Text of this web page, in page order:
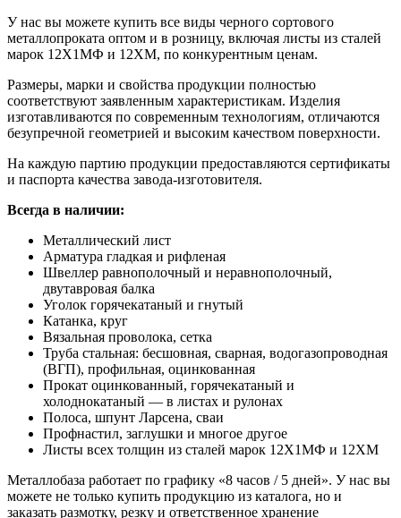
У нас вы можете купить все виды черного сортового
металлопроката оптом и в розницу, включая листы из сталей
марок 12Х1МФ и 12ХМ, по конкурентным ценам.
Размеры, марки и свойства продукции полностью
соответствуют заявленным характеристикам. Изделия
изготавливаются по современным технологиям, отличаются
безупречной геометрией и высоким качеством поверхности.
На каждую партию продукции предоставляются сертификаты
и паспорта качества завода-изготовителя.
Всегда в наличии:
Металлический лист
Арматура гладкая и рифленая
Швеллер равнополочный и неравнополочный,
двутавровая балка
Уголок горячекатаный и гнутый
Катанка, круг
Вязальная проволока, сетка
Труба стальная: бесшовная, сварная, водогазопроводная
(ВГП), профильная, оцинкованная
Прокат оцинкованный, горячекатаный и
холоднокатаный — в листах и рулонах
Полоса, шпунт Ларсена, сваи
Профнастил, заглушки и многое другое
Листы всех толщин из сталей марок 12Х1МФ и 12ХМ
Металлобаза работает по графику «8 часов / 5 дней». У нас вы
можете не только купить продукцию из каталога, но и
заказать размотку, резку и ответственное хранение